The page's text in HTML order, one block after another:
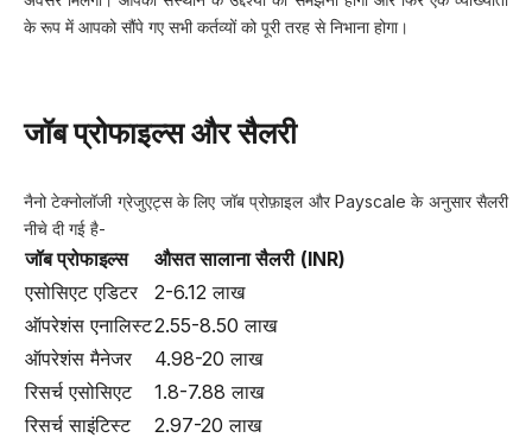
के रूप में आपको सौंपे गए सभी कर्तव्यों को पूरी तरह से निभाना होगा।
जॉब प्रोफाइल्स और सैलरी
नैनो टेक्नोलॉजी ग्रेजुएट्स के लिए जॉब प्रोफ़ाइल और Payscale के अनुसार सैलरी
नीचे दी गई है-
जॉब प्रोफाइल्स औसत सालाना सैलरी (INR)
एसोसिएट एडिटर
2-6.12 लाख
ऑपरेशंस एनालिस्ट2.55-8.50 लाख
ऑपरेशंस मैनेजर
4.98-20 लाख
रिसर्च एसोसिएट
1.8-7.88 लाख
रिसर्च साइंटिस्ट
2.97-20 लाख